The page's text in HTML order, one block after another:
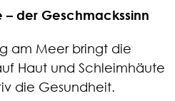
– der Geschmackssinn
am Meer bringt die
Haut und Schleimhäute
die Gesundheit.